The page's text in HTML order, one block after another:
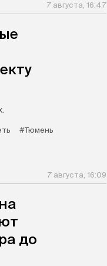
7 августа, 16:47
#Тюмень
7 августа, 16:09
до